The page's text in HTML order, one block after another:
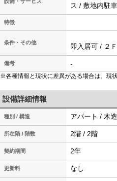
ス / 敷地内駐
特徴
条件・その他 即入居可 / ２
備考 -
※各種情報と現状に差異がある場合は、現状
設備詳細情報
種別 / 構造 アパート / 木造
所在階 / 階数 2階 / 2階
契約期間 2年
更新料 なし